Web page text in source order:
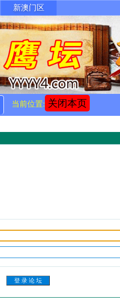
新澳门区
当前位置: 关闭本页